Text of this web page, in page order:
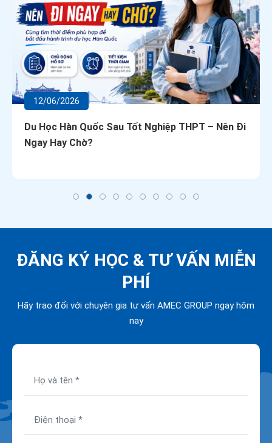
12/06/2026
Du Học Hàn Quốc Sau Tốt Nghiệp THPT – Nên Đi
Ngay Hay Chờ?
ĐĂNG KÝ HỌC & TƯ VẤN MIỄN
PHÍ
Hãy trao đổi với chuyên gia tư vấn AMEC GROUP ngay hôm
nay